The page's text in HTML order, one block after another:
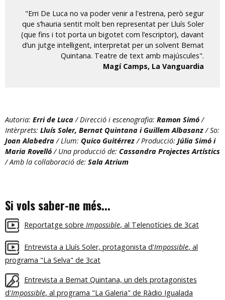
"Erri De Luca no va poder venir a l'estrena, però segur
que s’hauria sentit molt ben representat per Lluís Soler
(que fins i tot porta un bigotet com l’escriptor), davant
d’un jutge intel·ligent, interpretat per un solvent Bernat
Quintana. Teatre de text amb majúscules".
Magí Camps, La Vanguardia
Autoria: Erri de Luca/ Direcció i escenografia: Ramon Simó/
Intèrprets: Lluís Soler, Bernat Quintana i Guillem Albasanz/ So:
Joan Alabedra/ Llum: Quico Guitérrez/ Producció: Júlia Simó i
Maria Rovelló/ Una producció de: Cassandra Projectes Artístics
/ Amb la col·laboració de: Sala Atrium
Si vols saber-ne més...
Reportatge sobre Impossible, al Telenotícies de 3cat
Entrevista a Lluís Soler, protagonista d'Impossible, al
programa "La Selva" de 3cat
Entrevista a Bernat Quintana, un dels protagonistes
d'Impossible, al programa "La Galeria" de Ràdio Igualada